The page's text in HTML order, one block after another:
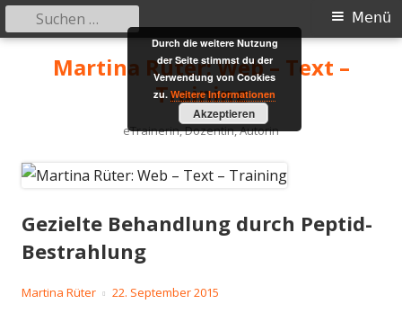
Martina Rüter: Web – Text –
Training
eTrainerin, Dozentin, Autorin
Primäres
Menü
Menü
Suchen
nach:
Gezielte Behandlung durch Peptid-
Bestrahlung
Autor
Martina Rüter
Veröffentlicht
22. September 2015
Durch die weitere Nutzung
der Seite stimmst du der
Verwendung von Cookies
zu. Weitere Informationen
Akzeptieren